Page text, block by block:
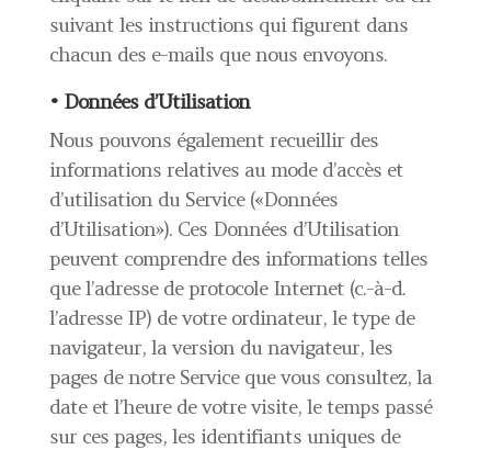
suivant les instructions qui figurent dans
chacun des e-mails que nous envoyons.
• Données d’Utilisation
Nous pouvons également recueillir des
informations relatives au mode d’accès et
d’utilisation du Service («Données
d’Utilisation»). Ces Données d’Utilisation
peuvent comprendre des informations telles
que l’adresse de protocole Internet (c.-à-d.
l’adresse IP) de votre ordinateur, le type de
navigateur, la version du navigateur, les
pages de notre Service que vous consultez, la
date et l’heure de votre visite, le temps passé
sur ces pages, les identifiants uniques de